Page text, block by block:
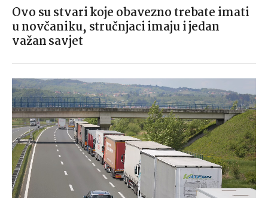
Ovo su stvari koje obavezno trebate imati
u novčaniku, stručnjaci imaju i jedan
važan savjet